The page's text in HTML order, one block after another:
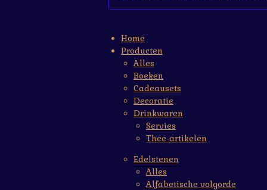
Home
Producten
Alles
Boeken
Cadeausets
Decoratie
Drinkwaren
Servies
Thee-artikelen
Edelstenen
Alles
Alfabetische volgorde